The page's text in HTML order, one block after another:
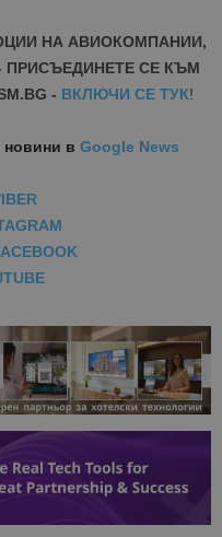
НА АВИОКОМПАНИИ,
ПРИСЪЕДИНЕТЕ СЕ КЪМ
- ВКЛЮЧИ СЕ ТУК!
новини в Google News